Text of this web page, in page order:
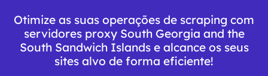
Otimize as suas operações de scraping com
servidores proxy South Georgia and the
South Sandwich Islands e alcance os seus
sites alvo de forma eficiente!